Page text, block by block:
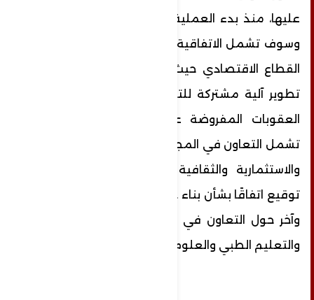
عليها، منذ بدء العملية العسكرية في أوكرانيا
وسوف تشمل الاتفاقية أيضا تعزيز التعاون في
القطاع الاقتصادي حيث سيعمل البلدان على
تطوير آلية مشتركة للتبادل التجاري بعيداً عن
العقوبات المفروضة عليهما، كما يمكن أن
تشمل التعاون في المجالات السياسية والتجارية
والاستثمارية والثقافية والإنسانية، فضلاً عن
توقيع اتفاقًا بشأن بناء جسر بري على حدودهما،
وآخر حول التعاون في مجالات الرعاية الصحية
والتعليم الطبي والعلوم.